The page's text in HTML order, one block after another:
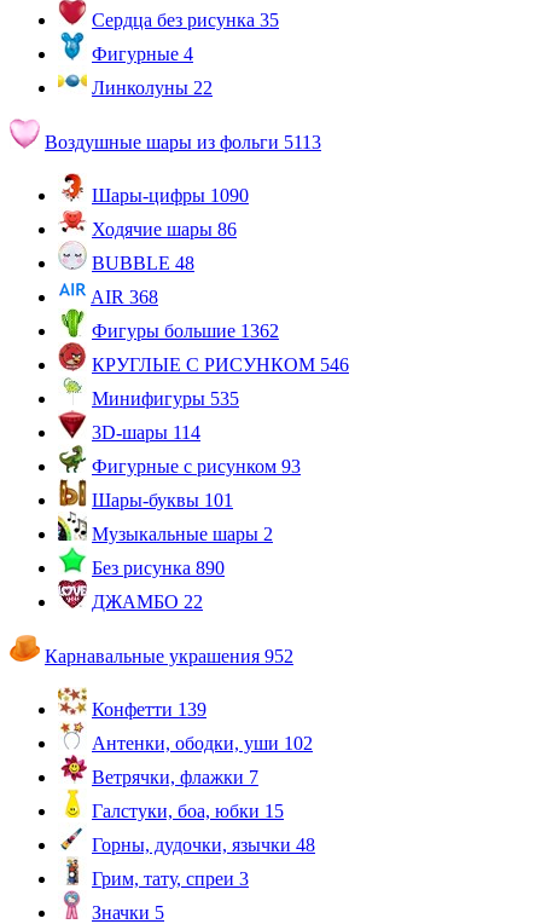
Сердца без рисунка 35
Фигурные 4
Линколуны 22
Воздушные шары из фольги 5113
Шары-цифры 1090
Ходячие шары 86
BUBBLE 48
AIR 368
Фигуры большие 1362
КРУГЛЫЕ С РИСУНКОМ 546
Минифигуры 535
3D-шары 114
Фигурные с рисунком 93
Шары-буквы 101
Музыкальные шары 2
Без рисунка 890
ДЖАМБО 22
Карнавальные украшения 952
Конфетти 139
Антенки, ободки, уши 102
Ветрячки, флажки 7
Галстуки, боа, юбки 15
Горны, дудочки, язычки 48
Грим, тату, спреи 3
Значки 5